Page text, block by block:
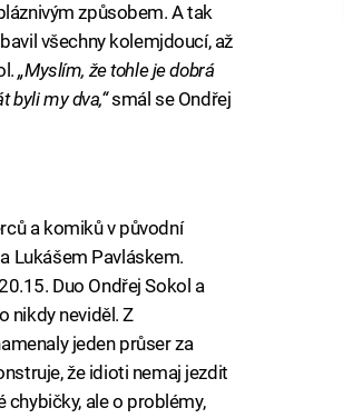
způsobem. A tak
všechny kolemjdoucí, až
„Myslím, že tohle je dobrá
byli my dva,“smál se Ondřej
a komiků v původní
Lukášem Pavláskem.
Duo Ondřej Sokol a
nikdy neviděl. Z
jeden průser za
že idioti nemaj jezdit
chybičky, ale o problémy,